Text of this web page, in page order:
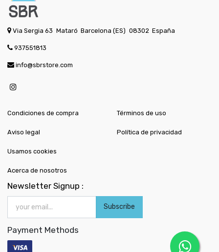
Via Sergia 63 Mataró Barcelona (ES) 08302 España
937551813
info@sbrstore.com
Condiciones de compra
Aviso legal
Términos de uso
Política de privacidad
Usamos cookies
Acerca de nosotros
Newsletter Signup :
Subscribe
Payment Methods